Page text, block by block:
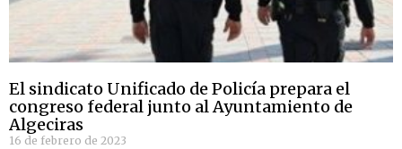
El sindicato Unificado de Policía prepara el
congreso federal junto al Ayuntamiento de
Algeciras
16 de febrero de 2023